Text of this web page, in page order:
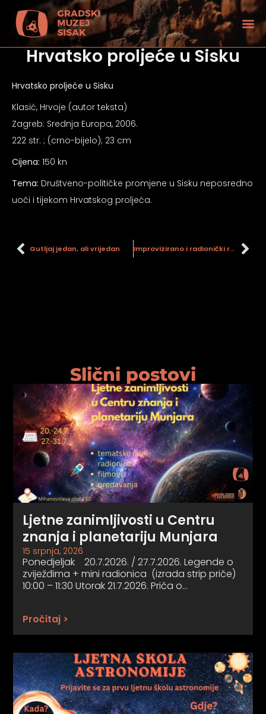
Hrvatsko proljeće u Sisku
Hrvatsko proljeće u Sisku
Klasić, Hrvoje (autor teksta)
Zagreb: Srednja Europa, 2006.
222 str. ; (crno-bijelo); 23 cm
Cijena: 150 kn
Tema: Društveno-političke promjene u Sisku neposredno
uoči i tijekom Hrvatskog proljeća.
Gutljaj jedan, ali vrijedan Improvizirano i radionički rađeno oružje iz vremena Domovinskog rata : zbirke Gradskog muzeja Sisak
Slični postovi
Ljetne zanimljivosti u Centru
znanja i planetariju Munjara
15 srpnja, 2026
Ponedjeljak 20.7.2026. / 27.7.2026. Legende o
zviježđima + mini radionica (izrada strip priče)
10:00 – 11:30 Utorak 21.7.2026. Priča o…
Pročitaj >